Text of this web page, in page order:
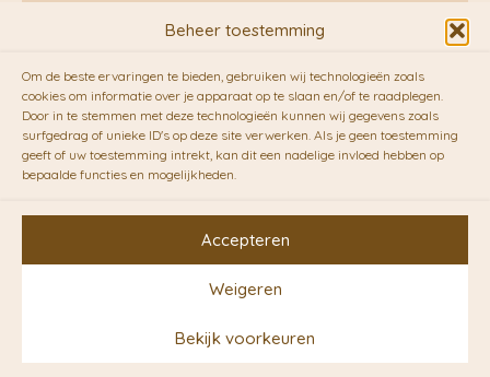
Beheer toestemming
Om de beste ervaringen te bieden, gebruiken wij technologieën zoals
cookies om informatie over je apparaat op te slaan en/of te raadplegen.
Door in te stemmen met deze technologieën kunnen wij gegevens zoals
surfgedrag of unieke ID's op deze site verwerken. Als je geen toestemming
geeft of uw toestemming intrekt, kan dit een nadelige invloed hebben op
bepaalde functies en mogelijkheden.
Accepteren
Weigeren
Bekijk voorkeuren
RADIJS werkt samen met de duurzame bezorgdienst
vanFietskoeriers.nl. Pakketten (mits voorradig) voor
10.00 uur besteld op een doordeweekse dag,
bezorgen zij soms nog op dezelfde dag in de
avonduren! Brievenbuspakjes de volgende dag. En
waar mogelijk ook echt op de fiets!!
Conceptstore | Designed by
Ontwerpunie